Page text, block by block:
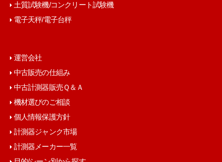
土質試験機/コンクリート試験機
電子天秤/電子台秤
運営会社
中古販売の仕組み
中古計測器販売Ｑ＆Ａ
機材選びのご相談
個人情報保護方針
計測器ジャンク市場
計測器メーカー一覧